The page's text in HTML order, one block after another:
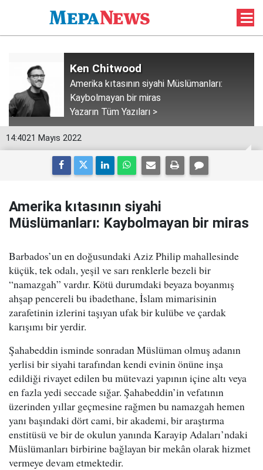
Ken Chitwood
Amerika kıtasının siyahi Müslümanları:
Kaybolmayan bir miras
Yazarın Tüm Yazıları >
14:4021 Mayıs 2022
Amerika kıtasının siyahi
Müslümanları: Kaybolmayan bir miras
Barbados’un en doğusundaki Aziz Philip mahallesinde
küçük, tek odalı, yeşil ve sarı renklerle bezeli bir
“namazgah” vardır. Kötü durumdaki beyaza boyanmış
ahşap pencereli bu ibadethane, İslam mimarisinin
zarafetinin izlerini taşıyan ufak bir kulübe ve çardak
karışımı bir yerdir.
Şahabeddin isminde sonradan Müslüman olmuş adanın
yerlisi bir siyahi tarafından kendi evinin önüne inşa
edildiği rivayet edilen bu mütevazi yapının içine altı veya
en fazla yedi seccade sığar. Şahabeddin’in vefatının
üzerinden yıllar geçmesine rağmen bu namazgah hemen
yanı başındaki dört cami, bir akademi, bir araştırma
enstitüsü ve bir de okulun yanında Karayip Adaları’ndaki
Müslümanları birbirine bağlayan bir mekân olarak hizmet
vermeye devam etmektedir.